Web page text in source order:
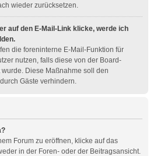
wieder zurücksetzen.
auf den E-Mail-Link klicke, werde ich
die foreninterne E-Mail-Funktion für
nutzen, falls diese von der Board-
Diese Maßnahme soll den
Gäste verhindern.
Forum zu eröffnen, klicke auf das
in der Foren- oder der Beitragsansicht.